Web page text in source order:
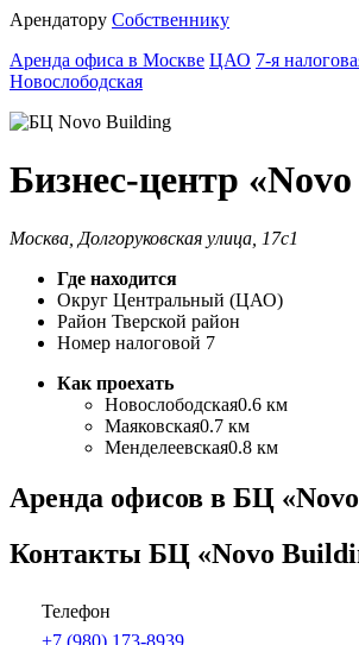
Арендатору Собственнику
Аренда офиса в Москве ЦАО 7-я
Новослободская
Бизнес-центр
Москва, Долгоруковская улица, 17с1
Где находится
Округ Центральный (ЦАО)
Район Тверской район
Номер налоговой 7
Как проехать
Новослободская0.6 км
Маяковская0.7 км
Менделеевская0.8 км
Аренда офисов в БЦ
Контакты БЦ «Novo
Телефон
+7 (980) 173-8939